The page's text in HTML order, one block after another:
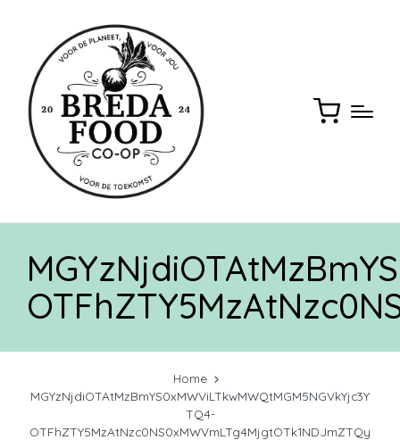
Home
MGYzNjdiOTAtMzBmYS0xMWViLTkwMWQtMGM5NGVkYjc3Y
TQ4-
OTFhZTY5MzAtNzc0NS0xMWVmLTg4MjgtOTk1NDJmZTQy